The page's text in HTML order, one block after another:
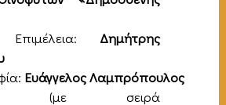
Επιμέλεια: Δημήτρης
ΕυάγγελοςΛαμπρόπουλος
(με σειρά